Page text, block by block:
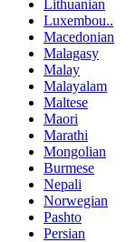
Lithuanian
Luxembou..
Macedonian
Malagasy
Malay
Malayalam
Maltese
Maori
Marathi
Mongolian
Burmese
Nepali
Norwegian
Pashto
Persian